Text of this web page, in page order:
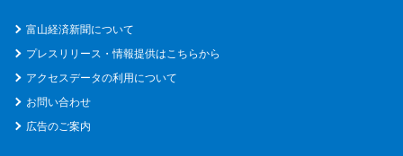
富山経済新聞について
プレスリリース・情報提供はこちらから
アクセスデータの利用について
お問い合わせ
広告のご案内